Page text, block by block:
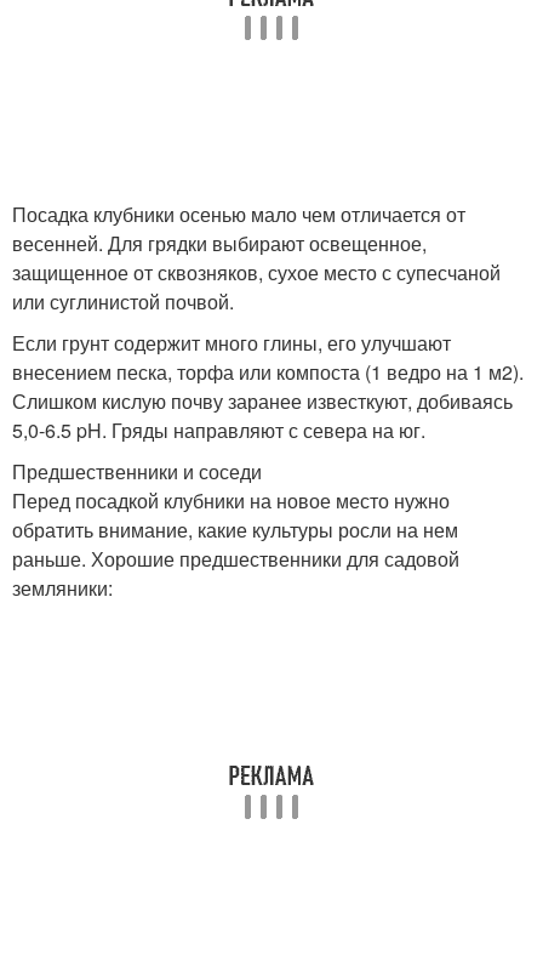
Посадка клубники осенью мало чем отличается от
весенней. Для грядки выбирают освещенное,
защищенное от сквозняков, сухое место с супесчаной
или суглинистой почвой.
Если грунт содержит много глины, его улучшают
внесением песка, торфа или компоста (1 ведро на 1 м2).
Слишком кислую почву заранее известкуют, добиваясь
5,0-6.5 pH. Гряды направляют с севера на юг.
Предшественники и соседи
Перед посадкой клубники на новое место нужно
обратить внимание, какие культуры росли на нем
раньше. Хорошие предшественники для садовой
земляники: